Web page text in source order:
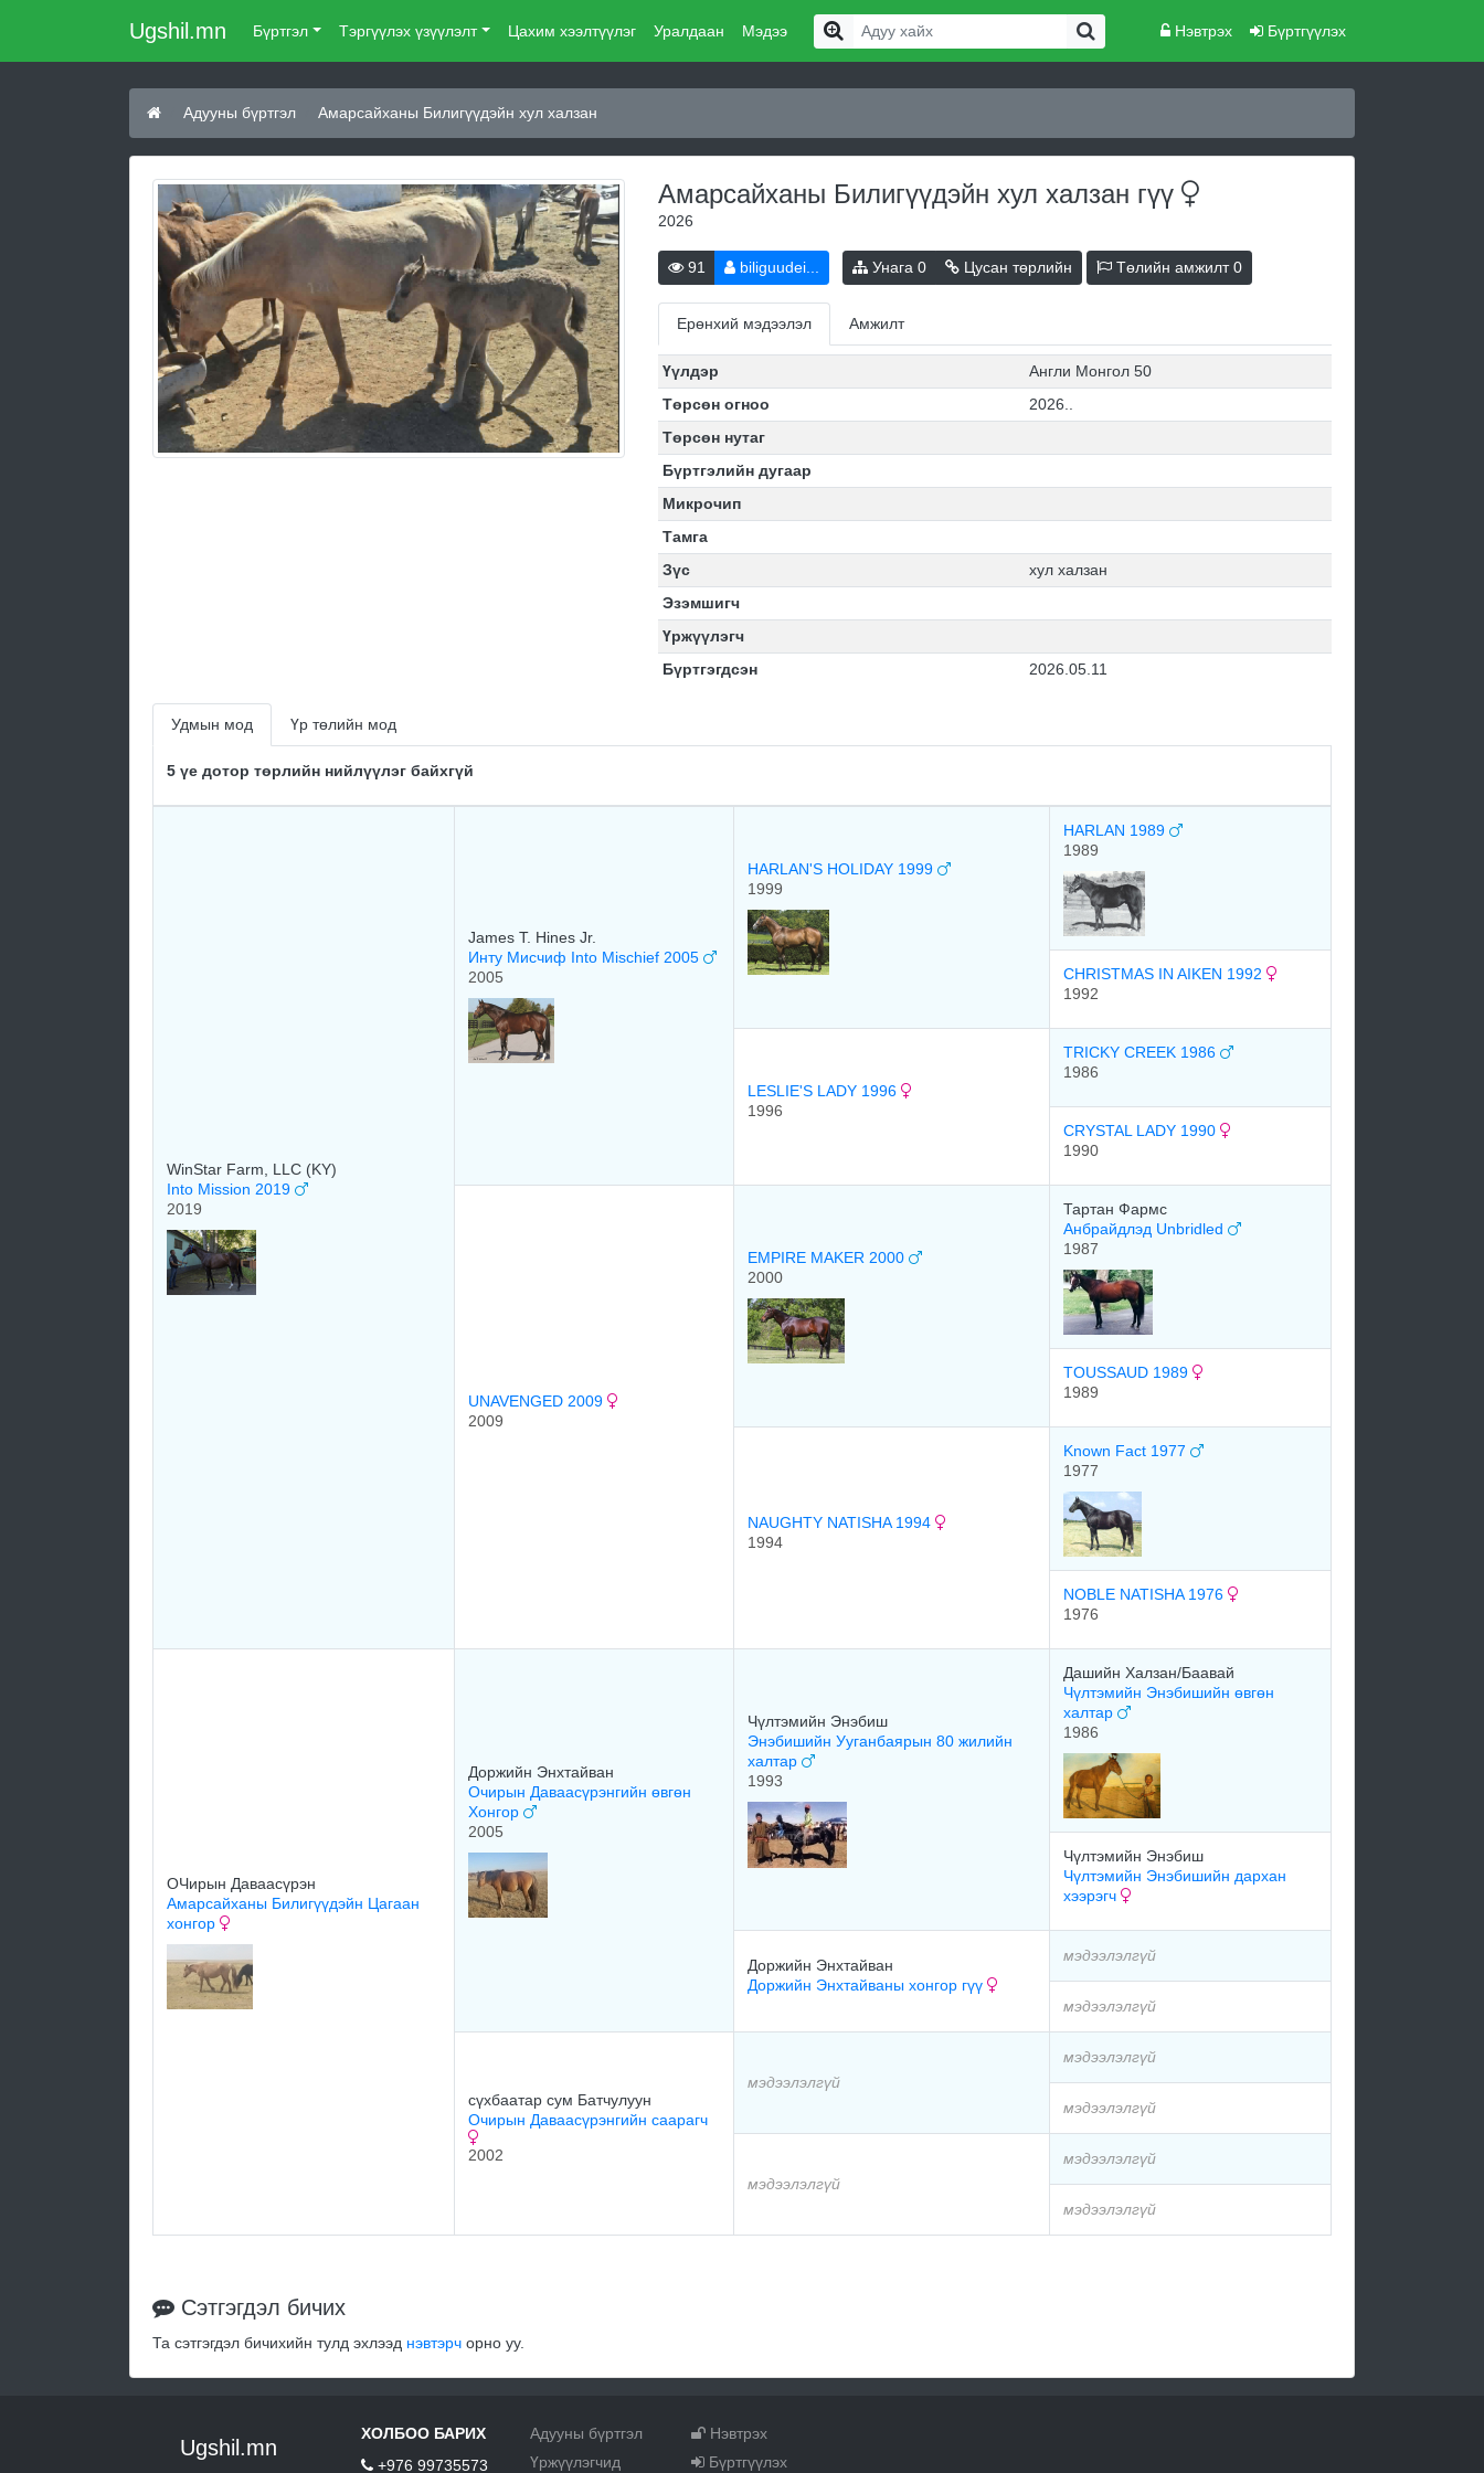
Ugshil.mn Бүртгэл Тэргүүлэх үзүүлэлт Цахим хээлтүүлэг Уралдаан Мэдээ Нэвтрэх Бүртгүүлэх
Адууны бүртгэл Амарсайханы Билигүүдэйн хул халзан
Амарсайханы Билигүүдэйн хул халзан гүү
2026
91 biliguudei... Унага 0 Цусан төрлийн Төлийн амжилт0
Ерөнхий мэдээлэл Амжилт
Үүлдэр
Англи Монгол 50
Төрсөн огноо
2026..
Төрсөн нутаг
Бүртгэлийн дугаар
Микрочип
Тамга
Зүс
хул халзан
Эзэмшигч
Үржүүлэгч
Бүртгэгдсэн
2026.05.11
Удмын мод Үр төлийн мод
5 үе дотор төрлийн нийлүүлэг байхгүй
WinStar Farm, LLC (KY)
Into Mission 2019
2019
James T. Hines Jr.
Инту Мисчиф Into Mischief 2005
2005
HARLAN'S HOLIDAY 1999
1999
HARLAN 1989
1989
CHRISTMAS IN AIKEN 1992
1992
LESLIE'S LADY 1996
1996
TRICKY CREEK 1986
1986
CRYSTAL LADY 1990
1990
UNAVENGED 2009
2009
EMPIRE MAKER 2000
2000
Тартан Фармс
Анбрайдлэд Unbridled
1987
TOUSSAUD 1989
1989
NAUGHTY NATISHA 1994
1994
Known Fact 1977
1977
NOBLE NATISHA 1976
1976
ОЧирын Даваасүрэн
Амарсайханы Билигүүдэйн Цагаан
хонгор
Доржийн Энхтайван
Очирын Даваасүрэнгийн өвгөн
Хонгор
2005
Чүлтэмийн Энэбиш
Энэбишийн Ууганбаярын 80 жилийн
халтар
1993
Дашийн Халзан/Баавай
Чүлтэмийн Энэбишийн өвгөн
халтар
1986
Чүлтэмийн Энэбиш
Чүлтэмийн Энэбишийн дархан
хээрэгч
Доржийн Энхтайван
Доржийн Энхтайваны хонгор гүү
мэдээлэлгүй
мэдээлэлгүй
сүхбаатар сум Батчулуун
Очирын Даваасүрэнгийн саарагч
2002
мэдээлэлгүй
мэдээлэлгүй
мэдээлэлгүй
мэдээлэлгүй
мэдээлэлгүй
мэдээлэлгүй
Сэтгэгдэл бичих
Та сэтгэгдэл бичихийн тулд эхлээд нэвтэрч орно уу.
Ugshil.mn
ХОЛБОО БАРИХ
+976 99735573
Адууны бүртгэл
Үржүүлэгчид
Нэвтрэх
Бүртгүүлэх